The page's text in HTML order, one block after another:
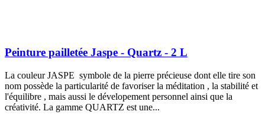
Peinture pailletée Jaspe - Quartz - 2 L
La couleur JASPE symbole de la pierre précieuse dont elle tire son
nom possède la particularité de favoriser la méditation , la stabilité et
l'équilibre , mais aussi le dévelopement personnel ainsi que la
créativité. La gamme QUARTZ est une...